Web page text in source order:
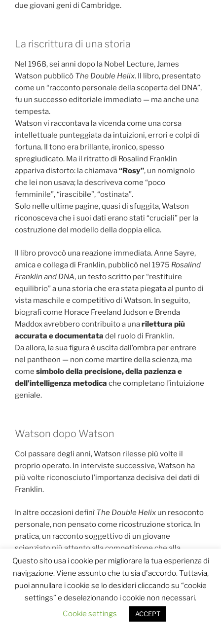
due giovani geni di Cambridge.
La riscrittura di una storia
Nel 1968, sei anni dopo la Nobel Lecture, James
Watson pubblicò The Double Helix. Il libro, presentato
come un “racconto personale della scoperta del DNA”,
fu un successo editoriale immediato — ma anche una
tempesta.
Watson vi raccontava la vicenda come una corsa
intellettuale punteggiata da intuizioni, errori e colpi di
fortuna. Il tono era brillante, ironico, spesso
spregiudicato. Ma il ritratto di Rosalind Franklin
appariva distorto: la chiamava“Rosy”, un nomignolo
che lei non usava; la descriveva come “poco
femminile”, “irascibile”, “ostinata”.
Solo nelle ultime pagine, quasi di sfuggita, Watson
riconosceva che i suoi dati erano stati “cruciali” per la
costruzione del modello della doppia elica.
Il libro provocò una reazione immediata. Anne Sayre,
amica e collega di Franklin, pubblicò nel 1975 Rosalind
Franklin and DNA, un testo scritto per “restituire
equilibrio” a una storia che era stata piegata al punto di
vista maschile e competitivo di Watson. In seguito,
biografi come Horace Freeland Judson e Brenda
Maddox avrebbero contribuito a unarilettura più
accurata e documentata del ruolo di Franklin.
Da allora, la sua figura è uscita dall’ombra per entrare
nel pantheon — non come martire della scienza, ma
come simbolo della precisione, della pazienza e
dell’intelligenza metodica che completano l’intuizione
geniale.
Watson dopo Watson
Col passare degli anni, Watson rilesse più volte il
proprio operato. In interviste successive, Watson ha
più volte riconosciuto l’importanza decisiva dei dati di
Franklin.
In altre occasioni definì The Double Helix un resoconto
personale, non pensato come ricostruzione storica. In
pratica, un racconto soggettivo di un giovane
scienziato più attento alla competizione che alla
sensibilità.
Tuttavia, la sua figura pubblica continuò a essere
controversa. Le sue dichiarazioni successive su razza,
intelligenza e genetica provocarono dure critiche, fino
alla revoca di onorificenze e incarichi. È ironico — e
Questo sito usa i cookie per migliorare la tua esperienza di
navigazione. Viene assunto che tu sia d'accordo. Tuttavia,
puoi annullare i cookie se lo desideri cliccando su “cookie
settings” e deselezionando i cookie non necessari.
Cookie settings
ACCEPT